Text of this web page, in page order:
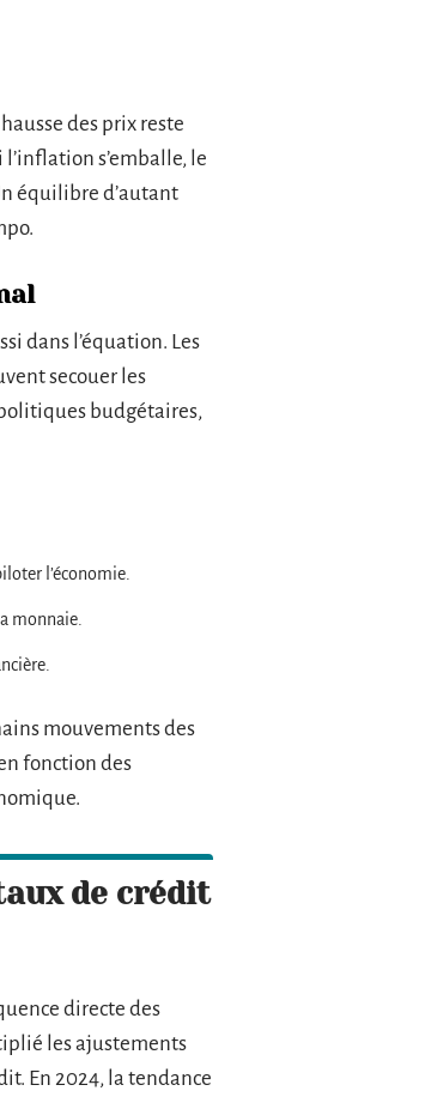
des prix reste
s’emballe, le
équilibre d’autant
dans l’équation. Les
secouer les
budgétaires,
l’économie.
monnaie.
mouvements des
fonction des
de crédit
directe des
les ajustements
En 2024, la tendance